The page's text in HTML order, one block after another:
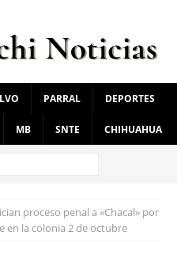
PARRAL DEPORTES
MB SNTE CHIHUAHUA
proceso penal a «Chacal» por
en la colonia 2 de octubre